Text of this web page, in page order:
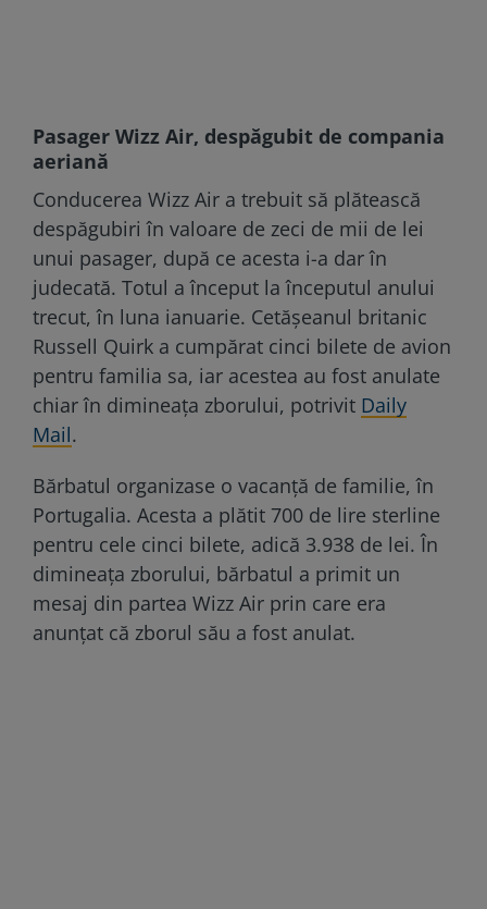
Pasager Wizz Air, despăgubit de compania
aeriană
Conducerea Wizz Air a trebuit să plătească
despăgubiri în valoare de zeci de mii de lei
unui pasager, după ce acesta i-a dar în
judecată. Totul a început la începutul anului
trecut, în luna ianuarie. Cetășeanul britanic
Russell Quirk a cumpărat cinci bilete de avion
pentru familia sa, iar acestea au fost anulate
chiar în dimineața zborului, potrivit Daily
Mail.
Bărbatul organizase o vacanță de familie, în
Portugalia. Acesta a plătit 700 de lire sterline
pentru cele cinci bilete, adică 3.938 de lei. În
dimineața zborului, bărbatul a primit un
mesaj din partea Wizz Air prin care era
anunțat că zborul său a fost anulat.